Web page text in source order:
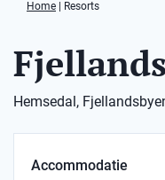
Home Resorts
Hemsedal,
Accommodatie